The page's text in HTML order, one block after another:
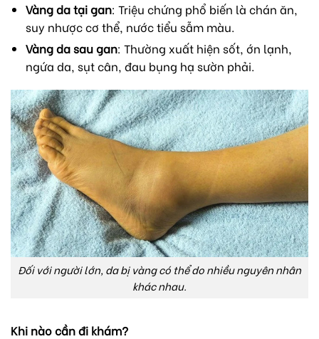
Vàng da tại gan: Triệu chứng phổ biến là chán ăn,
suy nhược cơ thể, nước tiểu sẫm màu.
Vàng da sau gan: Thường xuất hiện sốt, ớn lạnh,
ngứa da, sụt cân, đau bụng hạ sườn phải.
Đối với người lớn, da bị vàng có thể do nhiều nguyên nhân
khác nhau.
Khi nào cần đi khám?